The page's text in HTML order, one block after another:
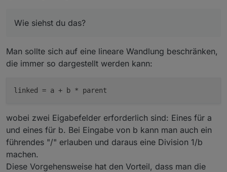
Ich weiß wenn man per skript in das linkedObject
datenpunkte schreiben. Wie siehst du das?
umzuwandeln. Bitte aktuellen branch ziehen hab
überarbeiten. Weiß jemand was man da alternativ
Wie siehst du das?
Man sollte sich auf eine lineare Wandlung beschränken,
die immer so dargestellt werden kann:
linked
wobei zwei Eigabefelder erforderlich sind: Eines für a
und eines für b. Bei Eingabe von b kann man auch ein
führendes "/" erlauben und daraus eine Division 1/b
machen.
Diese Vorgehensweise hat den Vorteil, dass man die